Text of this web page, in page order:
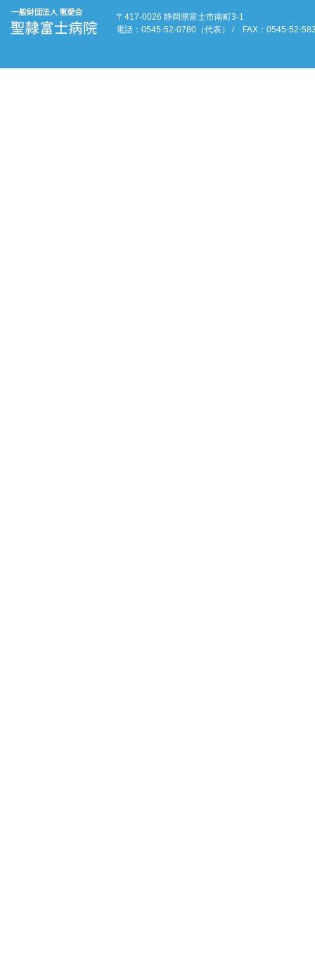
〒417-0026 静岡県富士市南町3-1
電話：0545-52-0780（代表） / FAX：0545-52-